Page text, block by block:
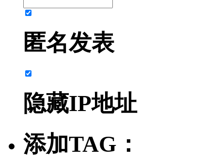
匿名发表
隐藏IP地址
添加TAG：